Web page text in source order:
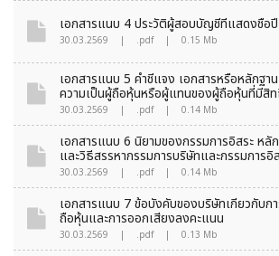
เอกสารแนบ 4 ประวัติผู้สอบบัญชีที่แสดงชื่อ
30.03.2569 | .pdf | 0.15 Mb
เอกสารแนบ 5 คำชี้แจง เอกสารหรือหลักฐา
ความเป็นผู้ถือหุ้นหรือผู้แทนของผู้ถือหุ้นที่มีสิท
ประชุม
30.03.2569 | .pdf | 0.14 Mb
เอกสารแนบ 6 นิยามของกรรมการอิสระ ห
และวิธีสรรหากรรมการบริษัทและกรรมการอิ
30.03.2569 | .pdf | 0.14 Mb
เอกสารแนบ 7 ข้อบังคับของบริษัทเกี่ยวกับก
ถือหุ้นและการออกเสียงลงคะแนน
30.03.2569 | .pdf | 0.13 Mb